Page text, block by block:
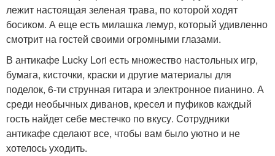
лежит настоящая зеленая трава, по которой ходят
босиком. А еще есть милашка лемур, который удивленно
смотрит на гостей своими огромными глазами.
В антикафе Lucky Lori есть множество настольных игр,
бумага, кисточки, краски и другие материалы для
поделок, 6-ти струнная гитара и электронное пианино. А
среди необычных диванов, кресел и пуфиков каждый
гость найдет себе местечко по вкусу. Сотрудники
антикафе сделают все, чтобы вам было уютно и не
хотелось уходить.